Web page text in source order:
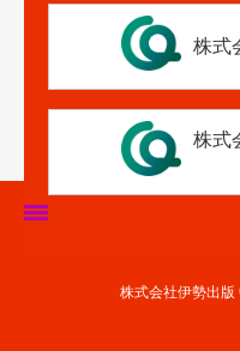
株式
株式
株式会社伊勢出版